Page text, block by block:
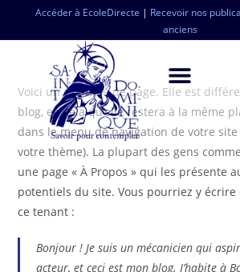
Accéder à EcoleDirecte | Recevoir nos
anciens
Voici un exemple de page. Elle est
blog, en cela qu’elle restera à la même
dans le menu de navigation de votre
votre thème). La plupart des gens
une page « À Propos » qui les présente
potentiels du site. Vous pourriez y écrire
ce tenant :
Bonjour ! Je suis un mécanicien qui
acteur, et ceci est mon blog. J’habite à